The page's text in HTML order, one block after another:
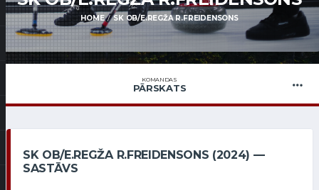
HOME SK OB/E.REGŽA R.FREIDENSONS
KOMANDAS
PĀRSKATS
SK OB/E.REGŽA R.FREIDENSONS (2024) —
SASTĀVS